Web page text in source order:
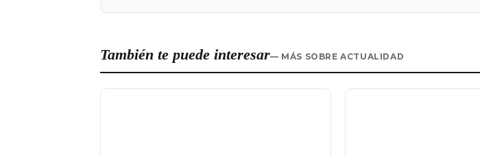
También te puede interesar— MÁS SOBRE ACTUALIDAD